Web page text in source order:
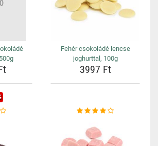
Fehér csokoládé lencse
joghurttal, 100g
3997 Ft